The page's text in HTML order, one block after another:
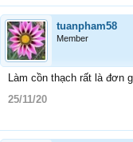
tuanpham58
Member
Làm cồn thạch rất là đơn
25/11/20